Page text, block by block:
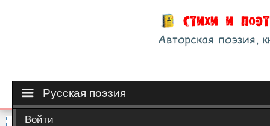
Русская поэзия
Войти